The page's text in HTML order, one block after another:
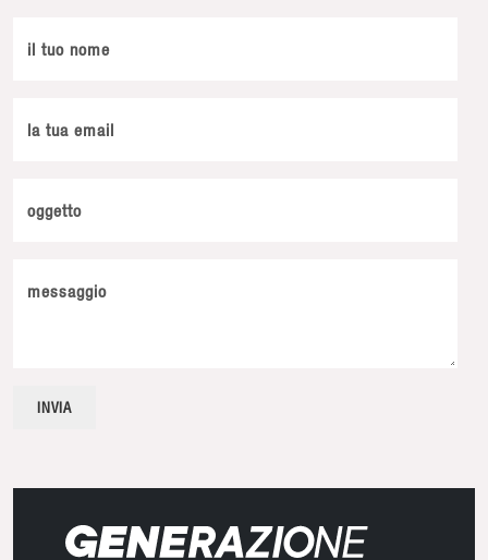
il tuo nome
la tua email
oggetto
messaggio